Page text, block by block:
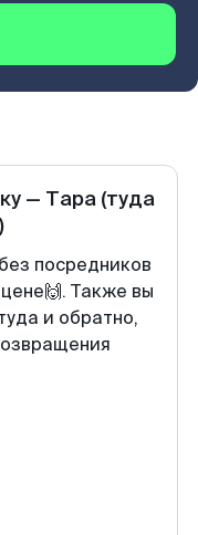
— Тара (туда
посредников
Также вы
и обратно,